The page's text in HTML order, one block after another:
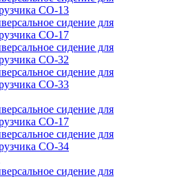
CO-13
сидение для
CO-17
сидение для
CO-32
сидение для
CO-33
сидение для
CO-17
сидение для
CO-34
сидение для